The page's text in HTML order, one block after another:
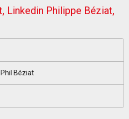
Linkedin Philippe Béziat,
Béziat